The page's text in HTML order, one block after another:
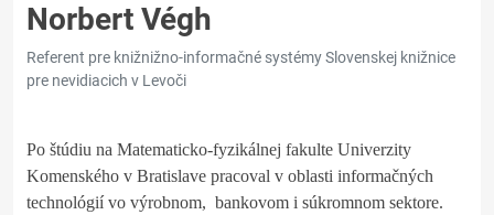
Norbert Végh
Referent pre knižnižno-informačné systémy Slovenskej knižnice
pre nevidiacich v Levoči
Po štúdiu na Matematicko-fyzikálnej fakulte Univerzity
Komenského v Bratislave pracoval v oblasti informačných
technológií vo výrobnom, bankovom i súkromnom sektore.